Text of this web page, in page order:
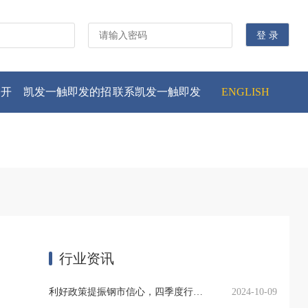
凯发一触即发的招联系凯发一触即发 ENGLISH
行业资讯
利好政策提振钢市信心，四季度行业需求或小幅上升 2024-10-09